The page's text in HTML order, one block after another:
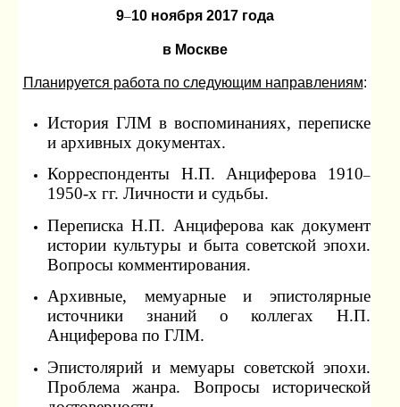
9–10 ноября 2017 года
в Москве
Планируется работа по следующим направлениям:
История ГЛМ в воспоминаниях, переписке
и архивных документах.
Корреспонденты Н.П. Анциферова 1910–
1950-х гг. Личности и судьбы.
Переписка Н.П. Анциферова как документ
истории культуры и быта советской эпохи.
Вопросы комментирования.
Архивные, мемуарные и эпистолярные
источники знаний о коллегах Н.П.
Анциферова по ГЛМ.
Эпистолярий и мемуары советской эпохи.
Проблема жанра. Вопросы исторической